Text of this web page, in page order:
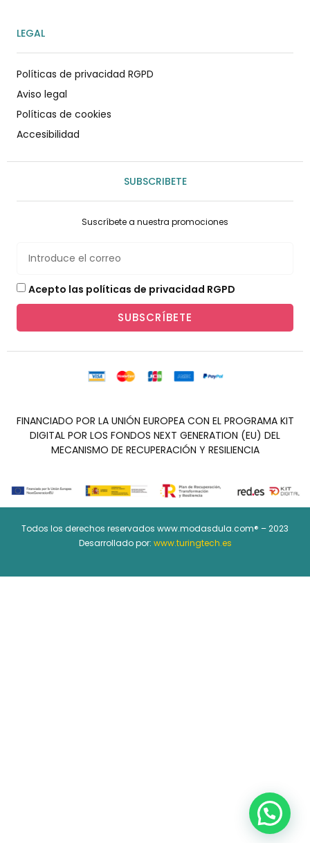
LEGAL
Políticas de privacidad RGPD
Aviso legal
Políticas de cookies
Accesibilidad
SUBSCRIBETE
Suscríbete a nuestra promociones
Acepto las políticas de privacidad RGPD
SUBSCRÍBETE
FINANCIADO POR LA UNIÓN EUROPEA CON EL PROGRAMA KIT
DIGITAL POR LOS FONDOS NEXT GENERATION (EU) DEL
MECANISMO DE RECUPERACIÓN Y RESILIENCIA
Todos los derechos reservados www.modasdula.com® – 2023
Desarrollado por: www.turingtech.es